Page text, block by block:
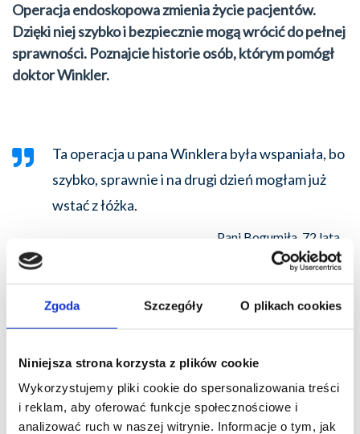
Zgoda Szczegóły O plikach cookies
Niniejsza strona korzysta z plików cookie
Wykorzystujemy pliki cookie do spersonalizowania treści
i reklam, aby oferować funkcje społecznościowe i
analizować ruch w naszej witrynie. Informacje o tym, jak
Operacja endoskopowa zmienia życie pacjentów.
Dzięki niej szybko i bezpiecznie mogą wrócić do pełnej
sprawności. Poznajcie historie osób, którym pomógł
doktor Winkler.
Ta operacja u pana Winklera była wspaniała, bo
szybko, sprawnie i na drugi dzień mogłam już
wstać z łóżka.
Pani Bogumiła, 72 lata